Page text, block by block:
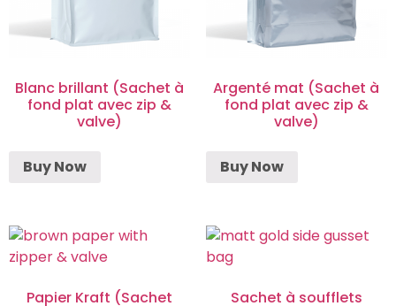
Blanc brillant (Sachet à
fond plat avec zip &
valve)
Buy Now
Argenté mat (Sachet à
fond plat avec zip &
valve)
Buy Now
Papier Kraft (Sachet
Sachet à soufflets